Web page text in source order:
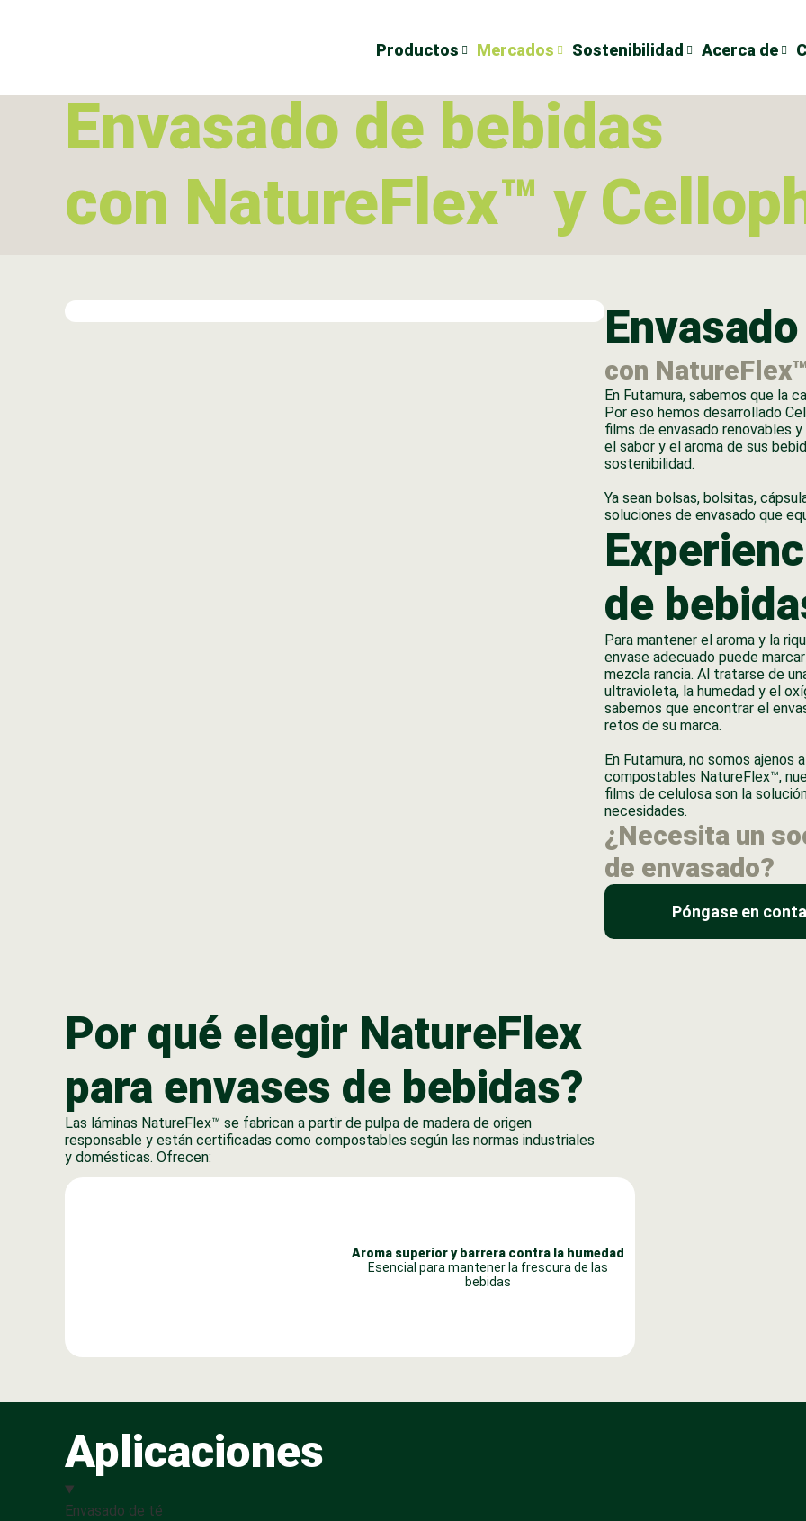
Productos Mercados Sostenibilidad Acerca de
Envasado de bebidas
con NatureFlex™ y
con
En Futamura, sabemos que la
Por eso hemos desarrollado
films de envasado renovables
el sabor y el aroma de sus
sostenibilidad.
Ya sean bolsas, bolsitas,
soluciones de envasado que
de
Para mantener el aroma y la
envase adecuado puede
mezcla rancia. Al tratarse de
ultravioleta, la humedad y el
sabemos que encontrar el
retos de su marca.
En Futamura, no somos ajenos
compostables NatureFlex™,
films de celulosa son la
necesidades.
¿Necesita un
de envasado?
Póngase en
Por qué elegir NatureFlex
para envases de bebidas?
Las láminas NatureFlex™ se fabrican a partir de pulpa de madera de origen
responsable y están certificadas como compostables según las normas industriales
y domésticas. Ofrecen:
Aroma superior y barrera contra la humedad
Esencial para mantener la frescura de las
bebidas
Aplicaciones
Envasado de té